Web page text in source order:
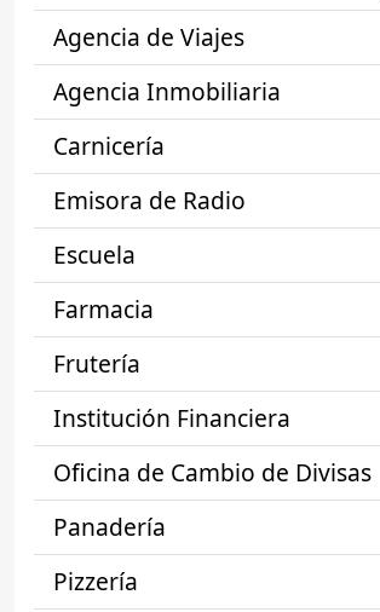
Agencia de Viajes
Agencia Inmobiliaria
Carnicería
Emisora de Radio
Escuela
Farmacia
Frutería
Institución Financiera
Oficina de Cambio de Divisas
Panadería
Pizzería